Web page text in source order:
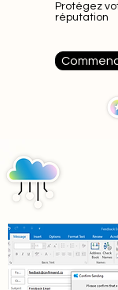
Protégez
réputation